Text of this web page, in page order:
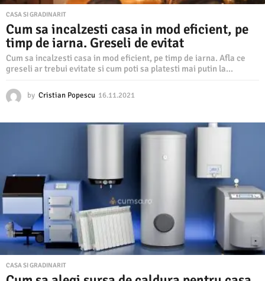
CASA SI GRADINARIT
Cum sa incalzesti casa in mod eficient, pe
timp de iarna. Greseli de evitat
Cum sa incalzesti casa in mod eficient, pe timp de iarna. Afla ce
greseli ar trebui evitate si cum poti sa platesti mai putin la...
by Cristian Popescu 16.11.2021
1
1
CASA SI GRADINARIT